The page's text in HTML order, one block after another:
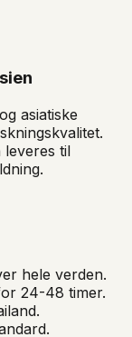
asiatiske
leveres til
hele verden.
24-48 timer.